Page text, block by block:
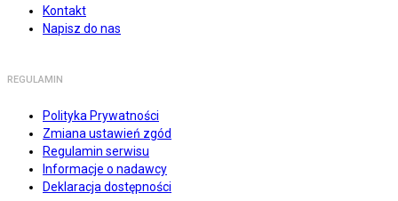
Kontakt
Napisz do nas
REGULAMIN
Polityka Prywatności
Zmiana ustawień zgód
Regulamin serwisu
Informacje o nadawcy
Deklaracja dostępności